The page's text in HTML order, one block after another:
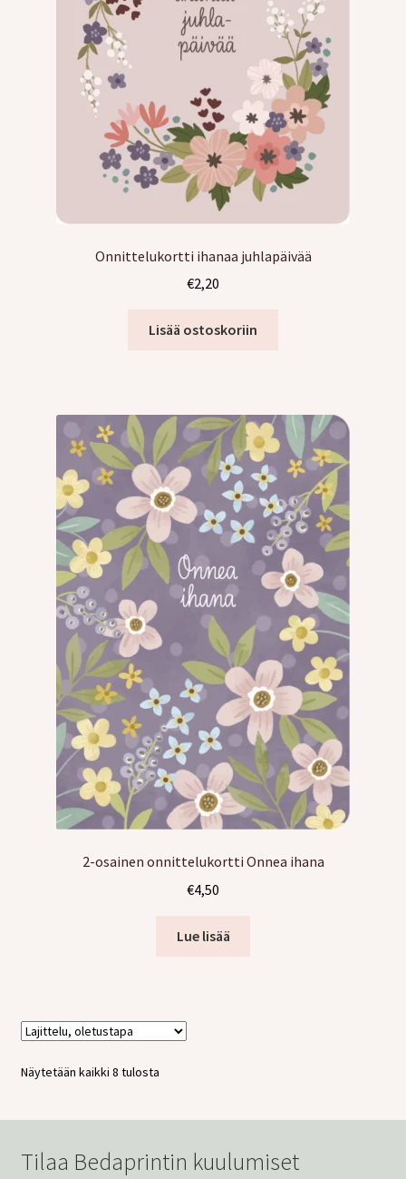
Onnittelukortti ihanaa juhlapäivää
€2,20
Lisää ostoskoriin
2-osainen onnittelukortti Onnea ihana
€4,50
Lue lisää
Näytetään kaikki 8 tulosta
Tilaa Bedaprintin kuulumiset